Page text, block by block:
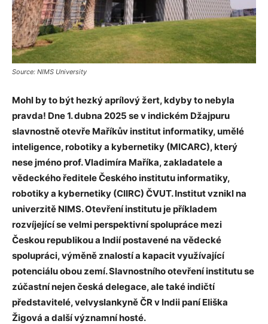
Source: NIMS University
Mohl by to být hezký aprílový žert, kdyby to nebyla
pravda! Dne 1. dubna 2025 se v indickém Džajpuru
slavnostně otevře Maříkův institut informatiky, umělé
inteligence, robotiky a kybernetiky (MICARC), který
nese jméno prof. Vladimíra Maříka, zakladatele a
vědeckého ředitele Českého institutu informatiky,
robotiky a kybernetiky (CIIRC) ČVUT. Institut vznikl na
univerzitě NIMS. Otevření institutu je příkladem
rozvíjející se velmi perspektivní spolupráce mezi
Českou republikou a Indií postavené na vědecké
spolupráci, výměně znalostí a kapacit využívající
potenciálu obou zemí. Slavnostního otevření institutu se
zúčastní nejen česká delegace, ale také indičtí
představitelé, velvyslankyně ČR v Indii paní Eliška
Žigová a další významní hosté.